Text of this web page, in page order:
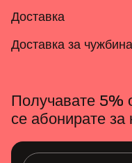
Доставка
Доставка за чужбина
Получавате 5%
се абонирате